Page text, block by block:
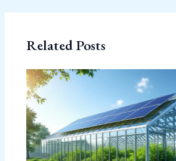
Related Posts